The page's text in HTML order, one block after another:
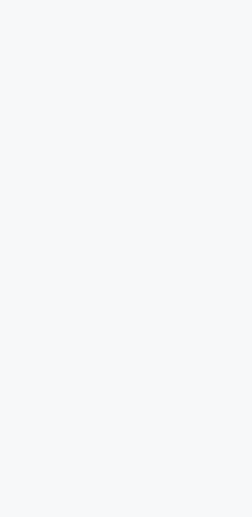
votación.
DNI [Número]